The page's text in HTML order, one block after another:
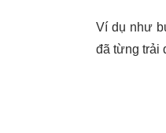
Ví dụ như
đã từng trải